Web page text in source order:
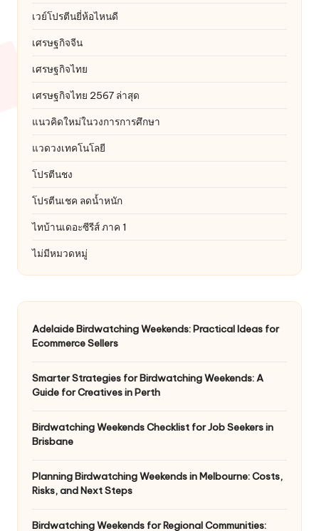
เวย์โปรตีนยี่ห้อไหนดี
เศรษฐกิจจีน
เศรษฐกิจไทย
เศรษฐกิจไทย 2567 ล่าสุด
แนวคิดใหม่ในวงการการศึกษา
แวดวงเทคโนโลยี
โปรตีนชง
โปรตีนเชค ลดน้ำหนัก
ไทบ้านเดอะซีรีส์ ภาค 1
ไม่มีหมวดหมู่
Adelaide Birdwatching Weekends: Practical Ideas for
Ecommerce Sellers
Smarter Strategies for Birdwatching Weekends: A
Guide for Creatives in Perth
Birdwatching Weekends Checklist for Job Seekers in
Brisbane
Planning Birdwatching Weekends in Melbourne: Costs,
Risks, and Next Steps
Birdwatching Weekends for Regional Communities: